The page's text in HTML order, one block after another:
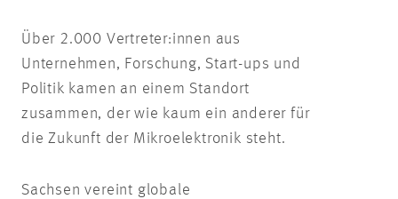
Über 2.000 Vertreter:innen aus
Unternehmen, Forschung, Start-ups und
Politik kamen an einem Standort
zusammen, der wie kaum ein anderer für
die Zukunft der Mikroelektronik steht.
Sachsen vereint globale